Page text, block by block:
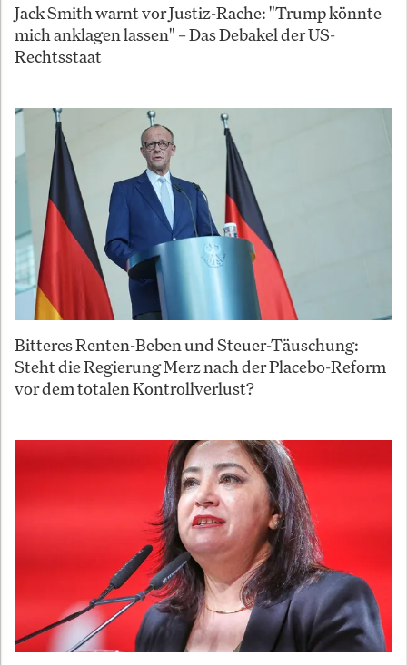
Jack Smith warnt vor Justiz-Rache: "Trump könnte
mich anklagen lassen" – Das Debakel der US-
Rechtsstaat
Bitteres Renten-Beben und Steuer-Täuschung:
Steht die Regierung Merz nach der Placebo-Reform
vor dem totalen Kontrollverlust?